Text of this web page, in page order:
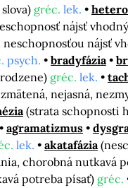
gréc. lek.
nájsť
nájsť
psych. bradyfázia
gréc. lek.
nejasná,
(strata schopnosti
agramatizmus
lek. akatafázia
chorobná nutkavá
potreba písať) gréc.